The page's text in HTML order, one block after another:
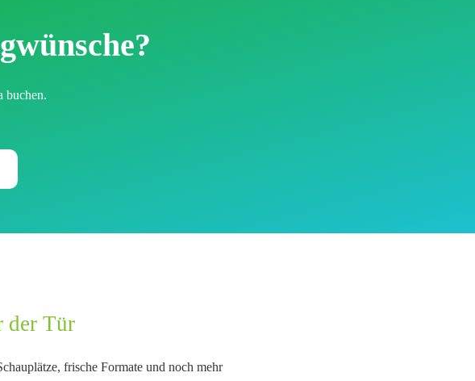
buchen.
der Tür
frische Formate und noch mehr